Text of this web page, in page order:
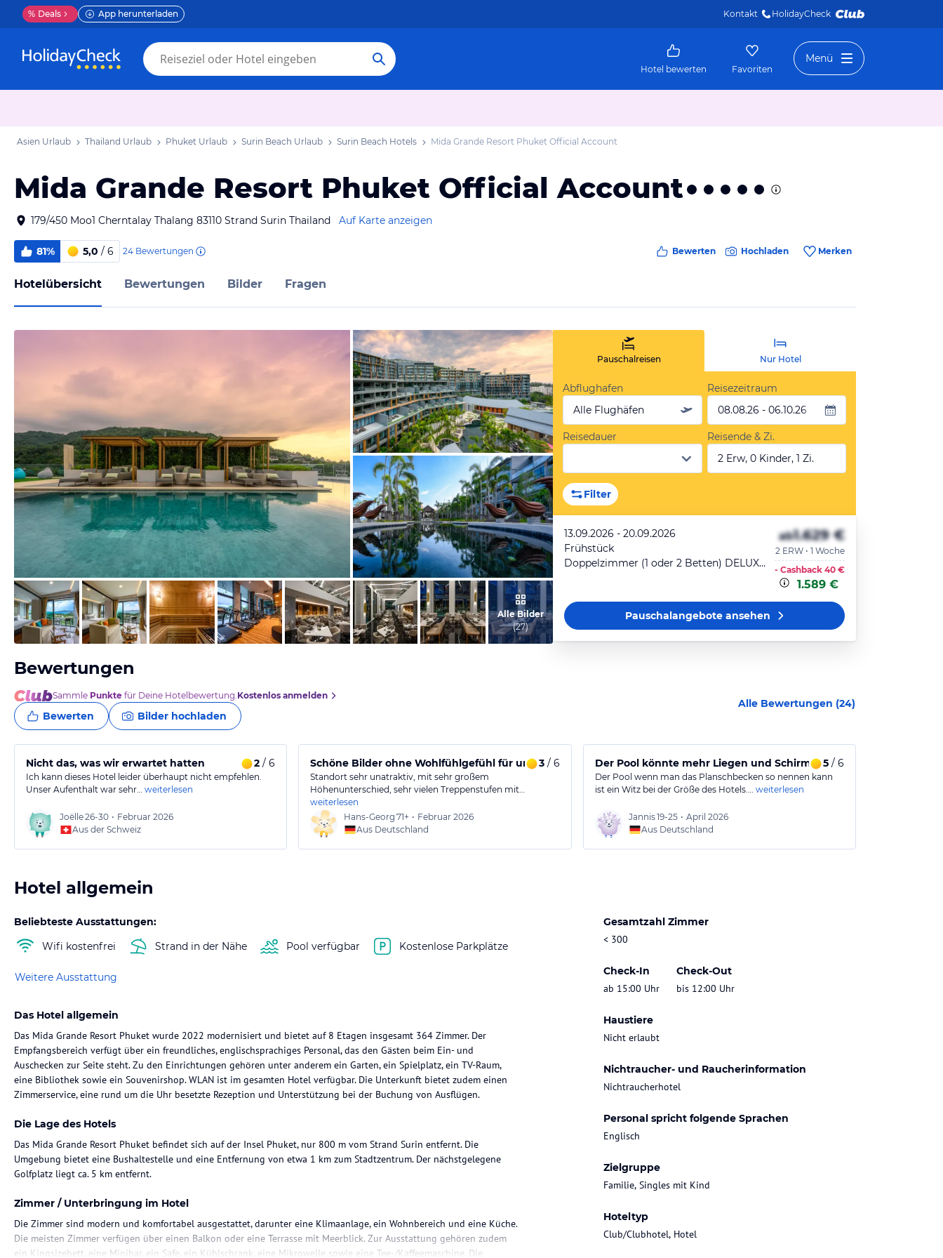
% Deals App herunterladen Kontakt HolidayCheck
Hotel bewerten Favoriten
Menü
Asien Urlaub Thailand Urlaub Phuket Urlaub Surin Beach Urlaub Surin Beach Hotels Mida Grande Resort Phuket Official Account
Mida Grande Resort Phuket Official Account
179/450 Moo1 Cherntalay Thalang 83110 Strand Surin Thailand Auf Karte anzeigen
81% 5,0 / 6 24 Bewertungen Bewerten Hochladen Merken
Hotelübersicht Bewertungen Bilder Fragen
vom Hotelier, Dezember 2019
vom Hotelier, Dezember 2019
vom Hotelier, Dezember 2019Alle Bilder
(27)
Pauschalreisen Nur Hotel
Abflughafen
Alle Flughäfen
Reisezeitraum
08.08.26 - 06.10.26
Reisedauer
Reisende & Zi.
2 Erw, 0 Kinder, 1 Zi.
Filter
13.09.2026 - 20.09.2026
Frühstück
Doppelzimmer (1 oder 2 Betten) DELUXE-ZIMMER
ab1.629 €
2 ERW • 1 Woche
- Cashback 40 €
1.589 €
Pauschalangeboteansehen
Bewertungen
Sammle Punkte für Deine Hotelbewertung.Kostenlos anmelden
Bewerten Bilder hochladen
Alle Bewertungen (24)
Nicht das, was wir erwartet hatten 2 / 6
Ich kann dieses Hotel leider überhaupt nicht empfehlen.
Unser Aufenthalt war sehr… weiterlesen
Joëlle26-30 • Februar 2026
Aus der Schweiz
Schöne Bilder ohne Wohlfühlgefühl für uns 3/ 6
Standort sehr unatraktiv, mit sehr großem
Höhenunterschied, sehr vielen Treppenstufen mit…
weiterlesen
Hans-Georg 71+ • Februar 2026
Aus Deutschland
Der Pool könnte mehr Liegen und Schirme gebrauchen
5/ 6
Der Pool wenn man das Planschbecken so nennen kann
ist ein Witz bei der Größe des Hotels.… weiterlesen
Jannis19-25 • April 2026
Aus Deutschland
Hotel allgemein
Beliebteste Ausstattungen:
Wifi kostenfrei
Strand in der Nähe Pool verfügbar Kostenlose Parkplätze
Weitere Ausstattung
Gesamtzahl Zimmer
< 300
Check-In
ab 15:00 Uhr
Check-Out
bis 12:00 Uhr
Haustiere
Nicht erlaubt
Nichtraucher- und Raucherinformation
Nichtraucherhotel
Personal spricht folgende Sprachen
Englisch
Zielgruppe
Familie, Singles mit Kind
Hoteltyp
Club/Clubhotel, Hotel
Das Hotel allgemein
Das Mida Grande Resort Phuket wurde 2022 modernisiert und bietet auf 8 Etagen insgesamt 364 Zimmer. Der
Empfangsbereich verfügt über ein freundliches, englischsprachiges Personal, das den Gästen beim Ein- und
Auschecken zur Seite steht. Zu den Einrichtungen gehören unter anderem ein Garten, ein Spielplatz, ein TV-Raum,
eine Bibliothek sowie ein Souvenirshop. WLAN ist im gesamten Hotel verfügbar. Die Unterkunft bietet zudem einen
Zimmerservice, eine rund um die Uhr besetzte Rezeption und Unterstützung bei der Buchung von Ausflügen.
Die Lage des Hotels
Das Mida Grande Resort Phuket befindet sich auf der Insel Phuket, nur 800 m vom Strand Surin entfernt. Die
Umgebung bietet eine Bushaltestelle und eine Entfernung von etwa 1 km zum Stadtzentrum. Der nächstgelegene
Golfplatz liegt ca. 5 km entfernt.
Zimmer / Unterbringung im Hotel
Die Zimmer sind modern und komfortabel ausgestattet, darunter eine Klimaanlage, ein Wohnbereich und eine Küche.
Die meisten Zimmer verfügen über einen Balkon oder eine Terrasse mit Meerblick. Zur Ausstattung gehören zudem
ein Kingsizebett, eine Minibar, ein Safe, ein Kühlschrank, eine Mikrowelle sowie eine Tee-/Kaffeemaschine. Die